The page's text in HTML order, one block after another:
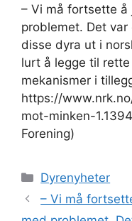
– Vi må fortsette å
problemet. Det
disse dyra ut i
lurt å legge til
mekanismer i
https://
mot-minken-
Forening)
Kategorier
Dyrenyheter
– Vi må